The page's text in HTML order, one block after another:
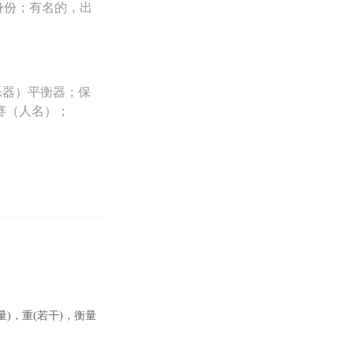
；有名的，出
）平衡器；保
人名）；
)，重(若干)，衡量